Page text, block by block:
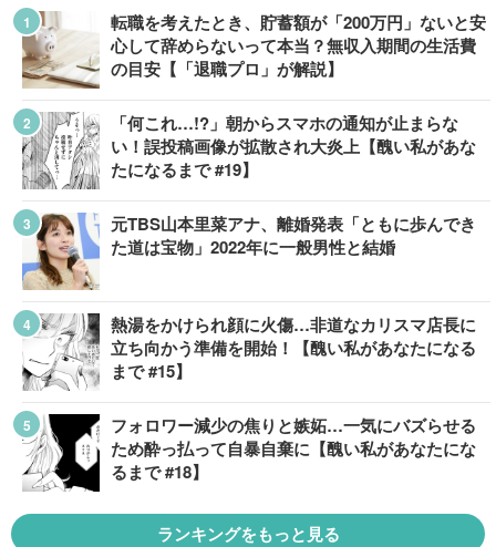
転職を考えたとき、貯蓄額が「200万円」ないと安
心して辞めらないって本当？無収入期間の生活費
の目安【「退職プロ」が解説】
「何これ…!?」朝からスマホの通知が止まらな
い！誤投稿画像が拡散され大炎上【醜い私があな
たになるまで #19】
元TBS山本里菜アナ、離婚発表「ともに歩んでき
た道は宝物」2022年に一般男性と結婚
熱湯をかけられ顔に火傷…非道なカリスマ店長に
立ち向かう準備を開始！【醜い私があなたになる
まで #15】
フォロワー減少の焦りと嫉妬…一気にバズらせる
ため酔っ払って自暴自棄に【醜い私があなたにな
るまで #18】
ランキングをもっと見る